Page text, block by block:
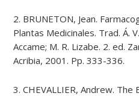
2. BRUNETON, Jean.
Plantas Medicinales. Trad. Á.
Accame; M. R. Lizabe. 2. ed.
Acribia, 2001. Pp. 333-336.
3. CHEVALLIER, Andrew. The